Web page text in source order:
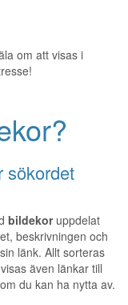
om att visas i
sökordet
bildekoruppdelat
beskrivningen och
länk. Allt sorteras
även länkar till
du kan ha nytta av.